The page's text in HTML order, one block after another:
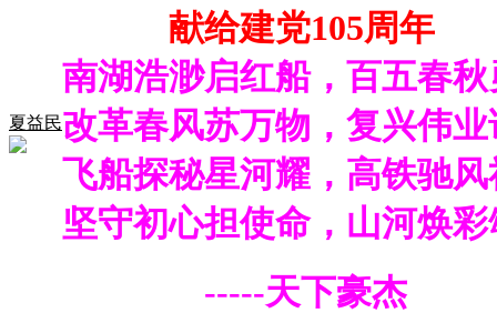
夏益民
献给建党105周年
南湖浩渺启红船，百五春
改革春风苏万物，复兴伟
飞船探秘星河耀，高铁驰
坚守初心担使命，山河焕
-----天下豪杰